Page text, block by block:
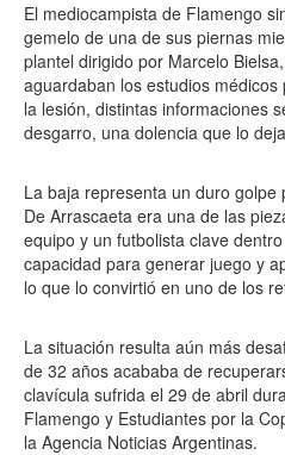
El mediocampista de Flamengo
gemelo de una de sus piernas
plantel dirigido por Marcelo
aguardaban los estudios
la lesión, distintas informaciones
desgarro, una dolencia que lo
La baja representa un duro
De Arrascaeta era una de las
equipo y un futbolista clave
capacidad para generar juego y
lo que lo convirtió en uno de los
La situación resulta aún más
de 32 años acababa de
clavícula sufrida el 29 de abril
Flamengo y Estudiantes por la
la Agencia Noticias Argentinas.